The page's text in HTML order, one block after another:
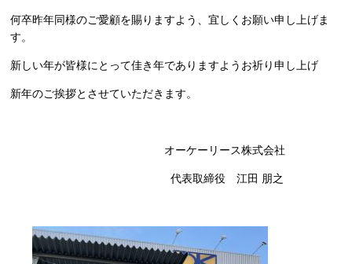
何卒昨年同様のご愛顧を賜りますよう、宜しくお願い申し上げま
す。
新しい年が皆様にとって佳き年でありますようお祈り申し上げ
新年のご挨拶とさせていただきます。
オーケーリース株式会社
代表取締役 江田 朋之